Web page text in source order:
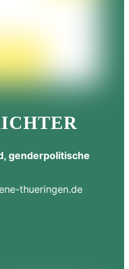
genderpolitische
thueringen.de